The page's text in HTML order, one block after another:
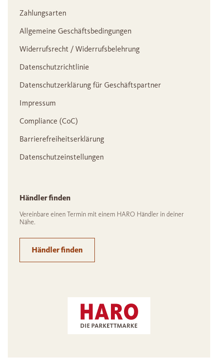
Zahlungsarten
Allgemeine Geschäftsbedingungen
Widerrufsrecht / Widerrufsbelehrung
Datenschutzrichtlinie
Datenschutzerklärung für Geschäftspartner
Impressum
Compliance (CoC)
Barrierefreiheitserklärung
Datenschutzeinstellungen
Händler finden
Vereinbare einen Termin mit einem HARO Händler in deiner
Nähe.
Händler finden